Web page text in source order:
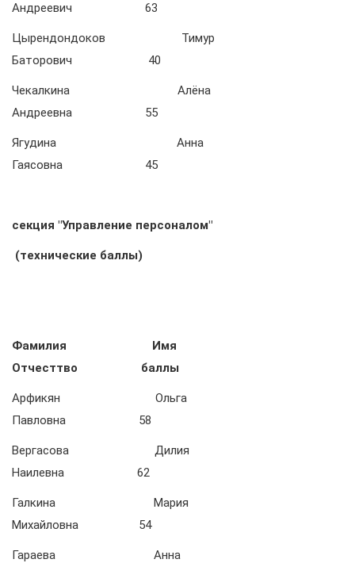
Андреевич 63
Цырендондоков Тимур
Баторович 40
Чекалкина Алёна
Андреевна 55
Ягудина Анна
Гаясовна 45
секция "Управление персоналом"
(технические баллы)
Фамилия Имя
Отчесттво баллы
Арфикян Ольга
Павловна 58
Вергасова Дилия
Наилевна 62
Галкина Мария
Михайловна 54
Гараева Анна